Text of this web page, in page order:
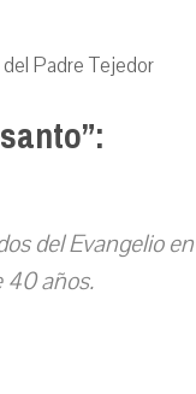
Padre Tejedor
del Evangelio en
40 años.